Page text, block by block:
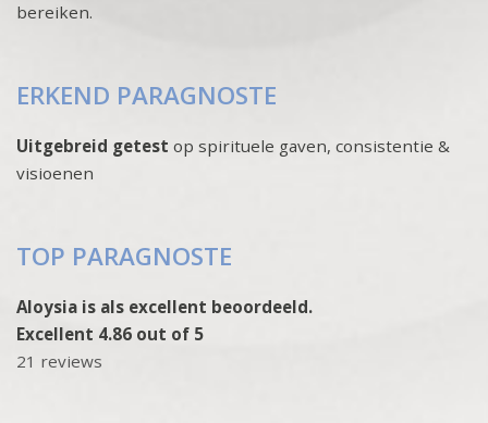
bereiken.
ERKEND PARAGNOSTE
Uitgebreid getest op spirituele gaven, consistentie &
visioenen
TOP PARAGNOSTE
Aloysia is als excellent beoordeeld.
Excellent 4.86 out of 5
21 reviews